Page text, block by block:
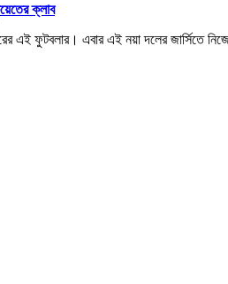
ক্লাব
এই ফুটবলার। এবার এই নয়া দলের জার্সিতে